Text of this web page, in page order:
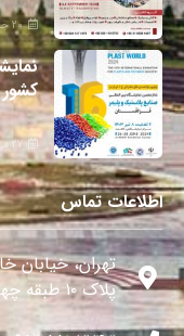
20 جولای 2024
27 می 2024
اطلاعات تماس
تهران، خیابان
پلاک ۱۰ طبقه چهارم